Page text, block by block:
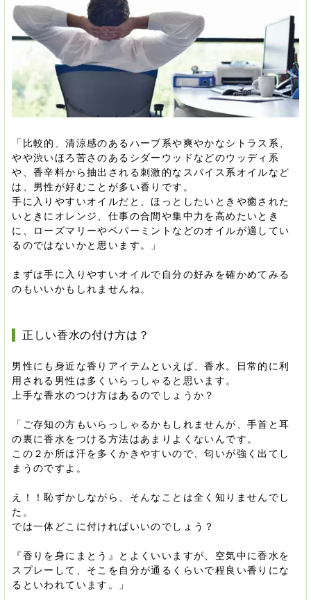
「比較的、清涼感のあるハーブ系や爽やかなシトラス系、
やや渋いほろ苦さのあるシダーウッドなどのウッディ系
や、香辛料から抽出される刺激的なスパイス系オイルなど
は、男性が好むことが多い香りです。
手に入りやすいオイルだと、ほっとしたいときや癒された
いときにオレンジ、仕事の合間や集中力を高めたいとき
に、ローズマリーやペパーミントなどのオイルが適してい
るのではないかと思います。」
まずは手に入りやすいオイルで自分の好みを確かめてみる
のもいいかもしれませんね。
正しい香水の付け方は？
男性にも身近な香りアイテムといえば、香水。日常的に利
用される男性は多くいらっしゃると思います。
上手な香水のつけ方はあるのでしょうか？
「ご存知の方もいらっしゃるかもしれませんが、手首と耳
の裏に香水をつける方法はあまりよくないんです。
この２か所は汗を多くかきやすいので、匂いが強く出てし
まうのですよ。
え！！恥ずかしながら、そんなことは全く知りませんでし
た。
では一体どこに付ければいいのでしょう？
『香りを身にまとう』とよくいいますが、空気中に香水を
スプレーして、そこを自分が通るくらいで程良い香りにな
るといわれています。」